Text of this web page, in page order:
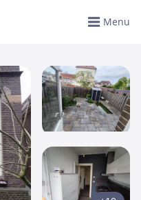
Menu